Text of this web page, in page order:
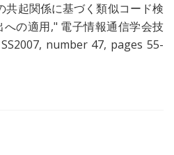
共起関係に基づく類似コード検
への適用," 電子情報通信学会技
number 47, pages 55-